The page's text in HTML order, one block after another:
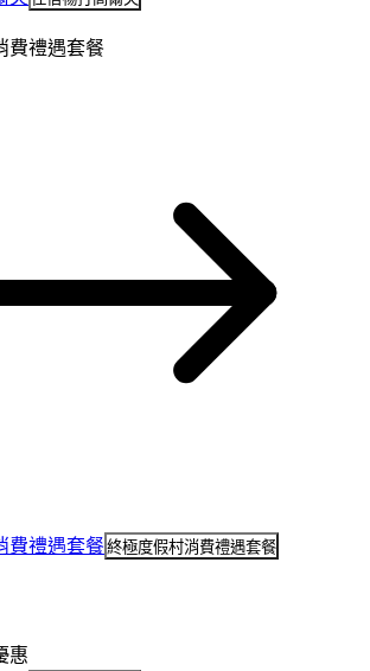
費禮遇套餐
費禮遇套餐終極度假村消費禮遇套餐
惠